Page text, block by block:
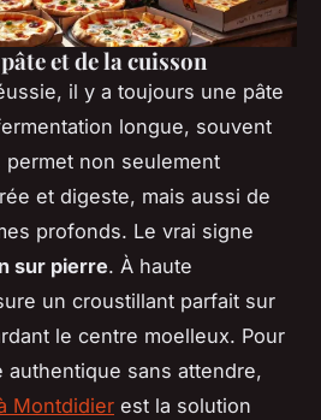
et de la cuisson
il y a toujours une pâte
longue, souvent
non seulement
et digeste, mais aussi de
profonds. Le vrai signe
sur pierre. À haute
un croustillant parfait sur
le centre moelleux. Pour
authentique sans attendre,
Montdidier est la solution